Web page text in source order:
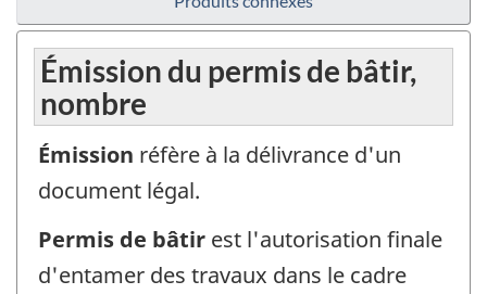
Émission du permis de bâtir,
nombre
Émission réfère à la délivrance d'un
document légal.
Permis de bâtir est l'autorisation finale
d'entamer des travaux dans le cadre